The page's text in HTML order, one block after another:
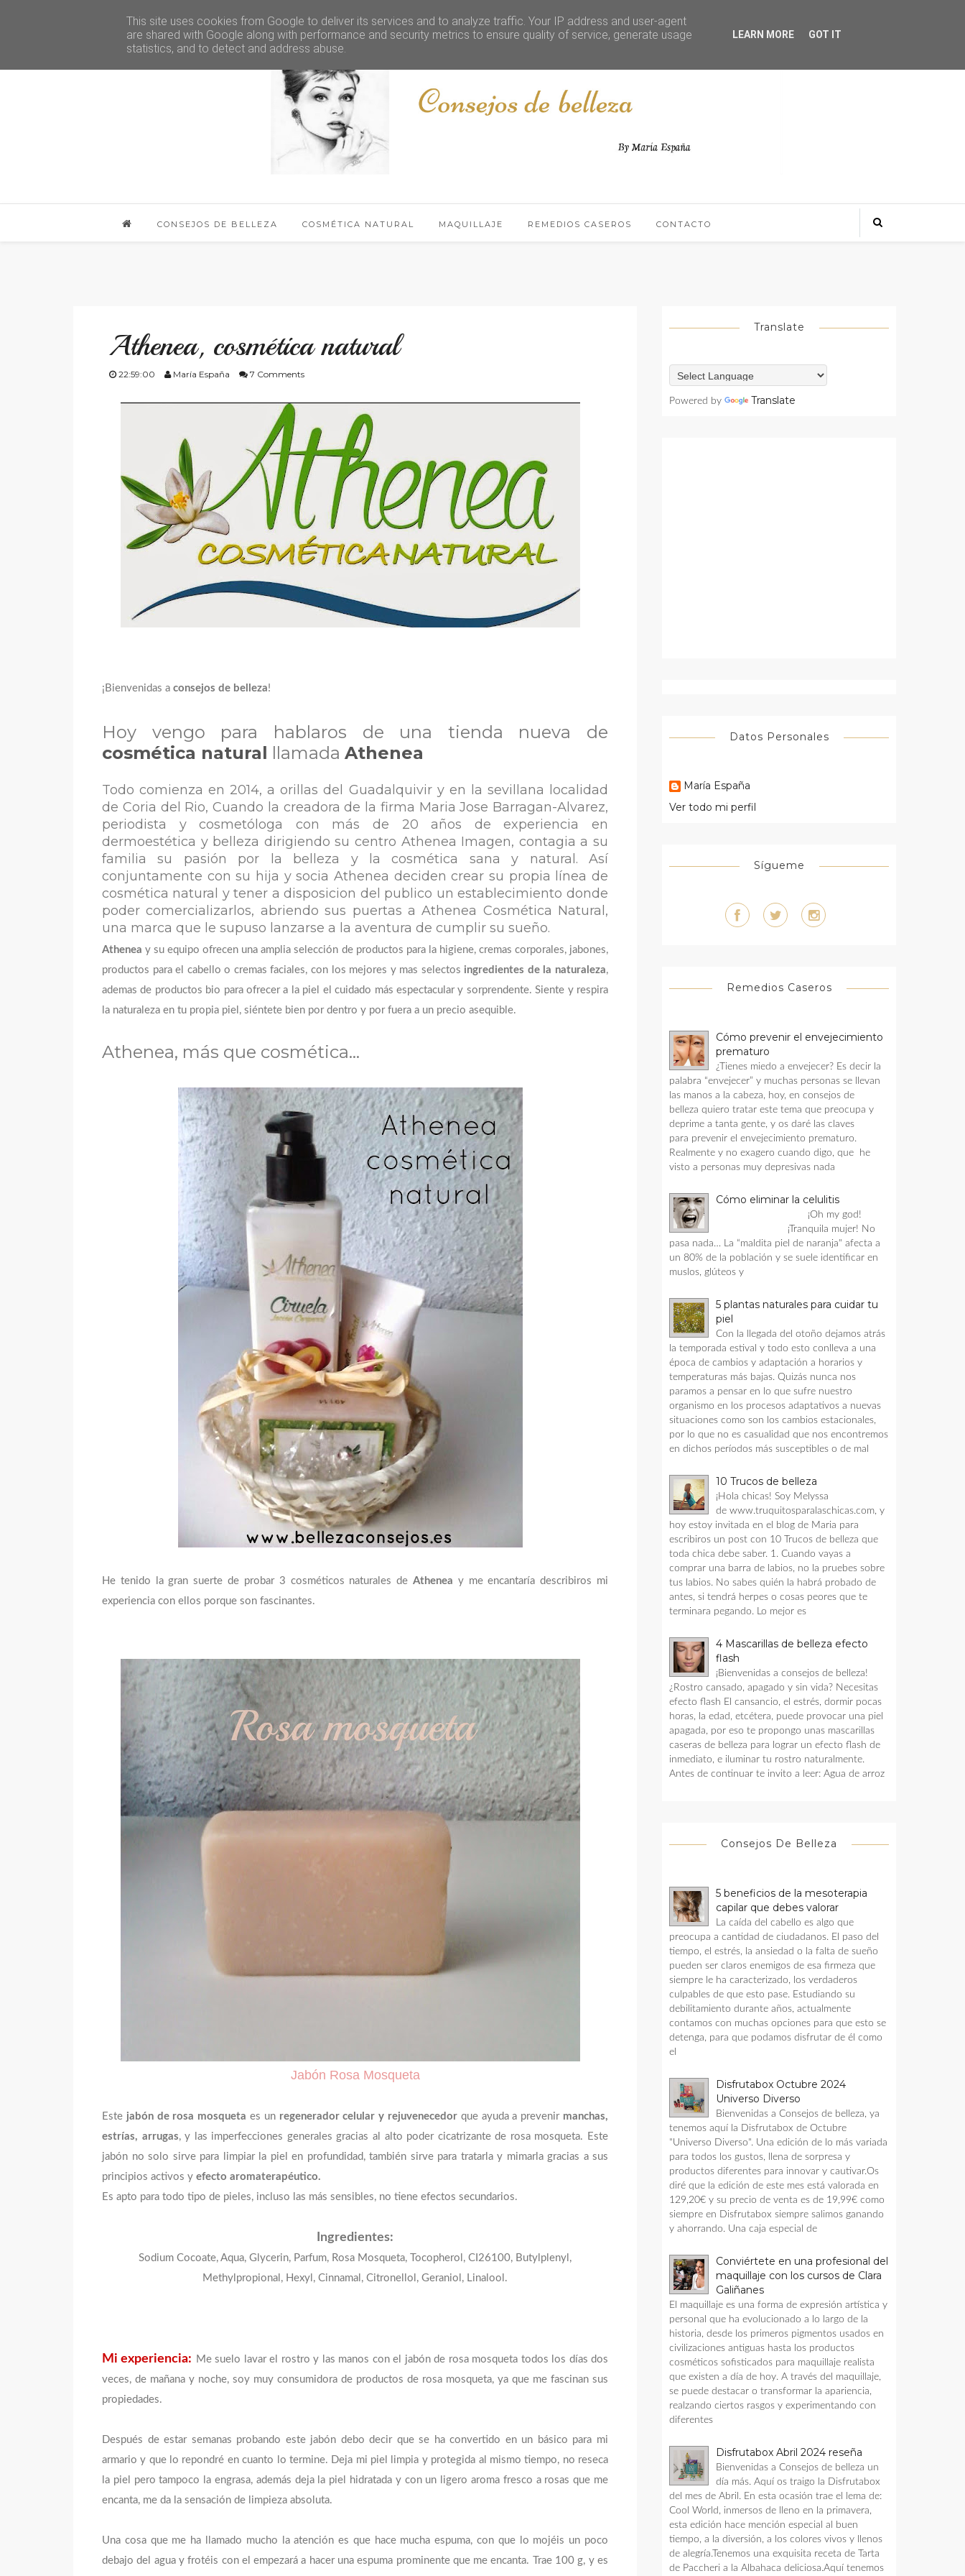
CONSEJOS DE BELLEZA COSMÉTICA NATURAL MAQUILLAJE REMEDIOS CASEROS CONTACTO
Athenea, cosmética natural
22:59:00 María España 7 Comments
¡Bienvenidas a consejos de belleza!
Hoy vengo para hablaros de una tienda nueva de
cosmética natural llamada Athenea
Todo comienza en 2014, a orillas del Guadalquivir y en la sevillana localidad
de Coria del Rio, Cuando la creadora de la firma Maria Jose Barragan-Alvarez,
periodista y cosmetóloga con más de 20 años de experiencia en
dermoestética y belleza dirigiendo su centro Athenea Imagen, contagia a su
familia su pasión por la belleza y lacosmética sana y natural . Así
conjuntamente con su hija y socia Athenea deciden crear su propia línea de
cosmética natural y tener a disposicion del publico un establecimiento donde
poder comercializarlos, abriendo sus puertas aAthenea Cosmética Natural ,
una marca que le supuso lanzarse a la aventura de cumplir su sueño.
Athenea y su equipo ofrecen una amplia selección de productos para la higiene, cremas corporales, jabones,
productos para el cabello o cremas faciales, con los mejores y mas selectos ingredientes de la naturaleza,
ademas de productos bio para ofrecer a la piel el cuidado más espectacular y sorprendente. Siente y respira
la naturaleza en tu propia piel, siéntete bien por dentro y por fuera a un precio asequible.
Athenea, más que cosmética...
He tenido la gran suerte de probar 3 cosméticos naturales de Athenea y me encantaría describiros mi
experiencia con ellos porque son fascinantes.
Jabón Rosa Mosqueta
Este jabón de rosa mosqueta es un regenerador celular y rejuvenecedor que ayuda a prevenir manchas,
estrías, arrugas, y las imperfecciones generales gracias al alto poder cicatrizante de rosa mosqueta. Este
jabón no solo sirve para limpiar la piel en profundidad, también sirve para tratarla y mimarla gracias a sus
principios activos y efecto aromaterapéutico.
Es apto para todo tipo de pieles, incluso las más sensibles, no tiene efectos secundarios.
Ingredientes:
Sodium Cocoate, Aqua, Glycerin, Parfum, Rosa Mosqueta, Tocopherol, CI26100, Butylplenyl,
Methylpropional, Hexyl, Cinnamal, Citronellol, Geraniol, Linalool.
Mi experiencia: Me suelo lavar el rostro y las manos con el jabón de rosa mosqueta todos los días dos
veces, de mañana y noche, soy muy consumidora de productos de rosa mosqueta, ya que me fascinan sus
propiedades.
Después de estar semanas probando este jabón debo decir que se ha convertido en un básico para mi
armario y que lo repondré en cuanto lo termine. Deja mi piel limpia y protegida al mismo tiempo, no reseca
la piel pero tampoco la engrasa, además deja la piel hidratada y con un ligero aroma fresco a rosas que me
encanta, me da la sensación de limpieza absoluta.
Una cosa que me ha llamado mucho la atención es que hace mucha espuma, con que lo mojéis un poco
debajo del agua y frotéis con el empezará a hacer una espuma prominente que me encanta. Trae 100 g, y es
Translate
Powered by Translate
Datos Personales
María España
Ver todo mi perfil
Sígueme
Remedios Caseros
Cómo prevenir el envejecimiento
prematuro
¿Tienes miedo a envejecer? Es decir la
palabra “envejecer” y muchas personas se llevan
las manos a la cabeza, hoy, en consejos de
belleza quiero tratar este tema que preocupa y
deprime a tanta gente, y os daré las claves
para prevenir el envejecimiento prematuro.
Realmente y no exagero cuando digo, que he
visto a personas muy depresivas nada
Cómo eliminar la celulitis
¡Oh my god!
¡Tranquila mujer! No
pasa nada… La “maldita piel de naranja" afecta a
un 80% de la población y se suele identificar en
muslos, glúteos y
5 plantas naturales para cuidar tu
piel
Con la llegada del otoño dejamos atrás
la temporada estival y todo esto conlleva a una
época de cambios y adaptación a horarios y
temperaturas más bajas. Quizás nunca nos
paramos a pensar en lo que sufre nuestro
organismo en los procesos adaptativos a nuevas
situaciones como son los cambios estacionales,
por lo que no es casualidad que nos encontremos
en dichos períodos más susceptibles o de mal
10 Trucos de belleza
¡Hola chicas! Soy Melyssa
de www.truquitosparalaschicas.com, y
hoy estoy invitada en el blog de Maria para
escribiros un post con 10 Trucos de belleza que
toda chica debe saber. 1. Cuando vayas a
comprar una barra de labios, no la pruebes sobre
tus labios. No sabes quién la habrá probado de
antes, si tendrá herpes o cosas peores que te
terminara pegando. Lo mejor es
4 Mascarillas de belleza efecto
flash
¡Bienvenidas a consejos de belleza!
¿Rostro cansado, apagado y sin vida? Necesitas
efecto flash El cansancio, el estrés, dormir pocas
horas, la edad, etcétera, puede provocar una piel
apagada, por eso te propongo unas mascarillas
caseras de belleza para lograr un efecto flash de
inmediato, e iluminar tu rostro naturalmente.
Antes de continuar te invito a leer: Agua de arroz
Consejos De Belleza
5 beneficios de la mesoterapia
capilar que debes valorar
La caída del cabello es algo que
preocupa a cantidad de ciudadanos. El paso del
tiempo, el estrés, la ansiedad o la falta de sueño
pueden ser claros enemigos de esa firmeza que
siempre le ha caracterizado, los verdaderos
culpables de que esto pase. Estudiando su
debilitamiento durante años, actualmente
contamos con muchas opciones para que esto se
detenga, para que podamos disfrutar de él como
el
Disfrutabox Octubre 2024
Universo Diverso
Bienvenidas a Consejos de belleza, ya
tenemos aquí la Disfrutabox de Octubre
"Universo Diverso". Una edición de lo más variada
para todos los gustos, llena de sorpresa y
productos diferentes para innovar y cautivar.Os
diré que la edición de este mes está valorada en
129,20€ y su precio de venta es de 19,99€ como
siempre en Disfrutabox siempre salimos ganando
y ahorrando. Una caja especial de
Conviértete en una profesional del
maquillaje con los cursos de Clara
Galiñanes
El maquillaje es una forma de expresión artística y
personal que ha evolucionado a lo largo de la
historia, desde los primeros pigmentos usados en
civilizaciones antiguas hasta los productos
cosméticos sofisticados para maquillaje realista
que existen a día de hoy. A través del maquillaje,
se puede destacar o transformar la apariencia,
realzando ciertos rasgos y experimentando con
diferentes
Disfrutabox Abril 2024 reseña
Bienvenidas a Consejos de belleza un
día más. Aquí os traigo la Disfrutabox
del mes de Abril. En esta ocasión trae el lema de:
Cool World, inmersos de lleno en la primavera,
esta edición hace mención especial al buen
tiempo, a la diversión, a los colores vivos y llenos
de alegría.Tenemos una exquisita receta de Tarta
de Paccheri a la Albahaca deliciosa.Aquí tenemos
This site uses cookies from Google to deliver its services and to analyze traffic. Your IP address and user-agent
are shared with Google along with performance and security metrics to ensure quality of service, generate usage
statistics, and to detect and address abuse.
LEARN MORE GOT IT